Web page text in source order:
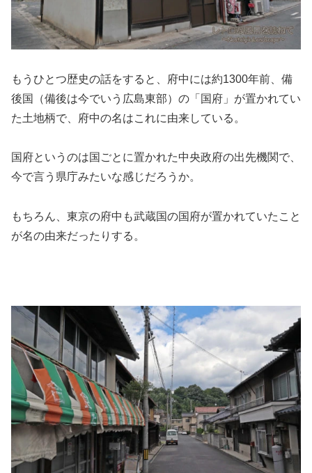
もうひとつ歴史の話をすると、府中には約1300年前、備
後国（備後は今でいう広島東部）の「国府」が置かれてい
た土地柄で、府中の名はこれに由来している。
国府というのは国ごとに置かれた中央政府の出先機関で、
今で言う県庁みたいな感じだろうか。
もちろん、東京の府中も武蔵国の国府が置かれていたこと
が名の由来だったりする。